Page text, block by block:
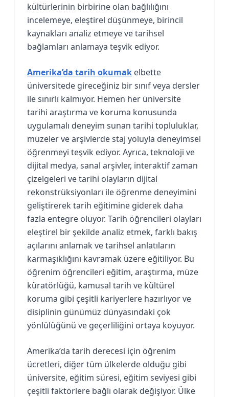
kültürlerinin birbirine olan bağlılığını
incelemeye, eleştirel düşünmeye, birincil
kaynakları analiz etmeye ve tarihsel
bağlamları anlamaya teşvik ediyor.
Amerika’da tarih okumak elbette
üniversitede gireceğiniz bir sınıf veya dersler
ile sınırlı kalmıyor. Hemen her üniversite
tarihi araştırma ve koruma konusunda
uygulamalı deneyim sunan tarihi topluluklar,
müzeler ve arşivlerde staj yoluyla deneyimsel
öğrenmeyi teşvik ediyor. Ayrıca, teknoloji ve
dijital medya, sanal arşivler, interaktif zaman
çizelgeleri ve tarihi olayların dijital
rekonstrüksiyonları ile öğrenme deneyimini
geliştirerek tarih eğitimine giderek daha
fazla entegre oluyor. Tarih öğrencileri olayları
eleştirel bir şekilde analiz etmek, farklı bakış
açılarını anlamak ve tarihsel anlatıların
karmaşıklığını kavramak üzere eğitiliyor. Bu
öğrenim öğrencileri eğitim, araştırma, müze
küratörlüğü, kamusal tarih ve kültürel
koruma gibi çeşitli kariyerlere hazırlıyor ve
disiplinin günümüz dünyasındaki çok
yönlülüğünü ve geçerliliğini ortaya koyuyor.
Amerika’da tarih derecesi için öğrenim
ücretleri, diğer tüm ülkelerde olduğu gibi
üniversite, eğitim süresi, eğitim seviyesi gibi
çeşitli faktörlere bağlı olarak değişiyor. Ülke